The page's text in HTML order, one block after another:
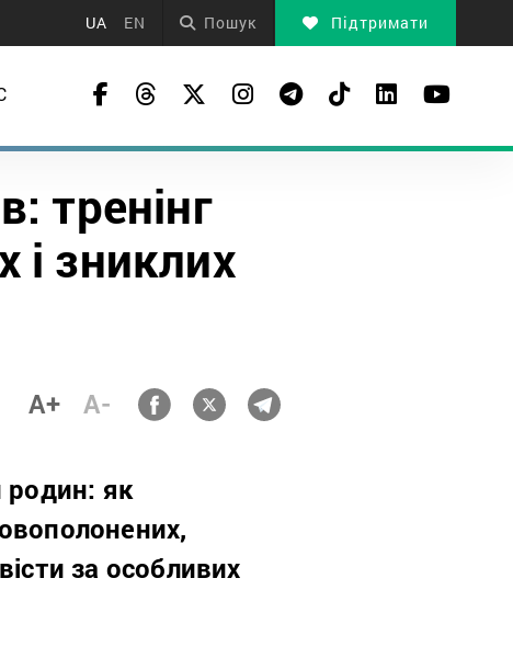
UA EN Пошук Підтримати
тренінг
і зниклих
A+ A-
родин: як
за особливих